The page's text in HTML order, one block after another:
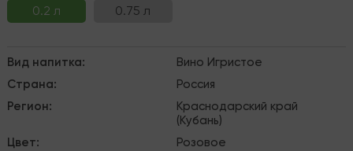
0.2 л
0.75 л
Вид напитка: Вино Игристое
Страна:
Россия
Регион:
Краснодарский край
(Кубань)
Цвет:
Розовое